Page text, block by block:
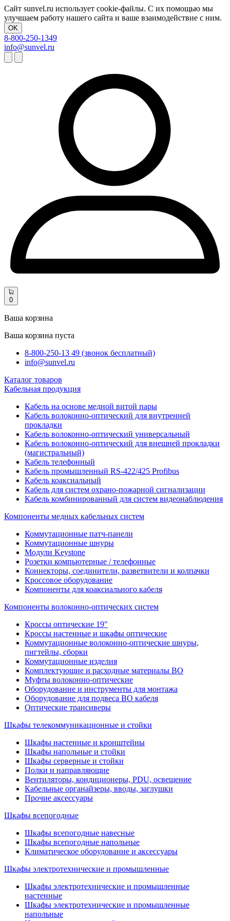
Сайт sunvel.ru использует cookie-файлы. С их помощью мы
улучшаем работу нашего сайта и ваше взаимодействие с ним.
OK
8-800-250-1349
info@sunvel.ru
0
Ваша корзина
Ваша корзина пуста
8-800-250-13 49 (звонок бесплатный)
info@sunvel.ru
Каталог товаров
Кабельная продукция
Кабель на основе медной витой пары
Кабель волоконно-оптический для внутренней
прокладки
Кабель волоконно-оптический универсальный
Кабель волоконно-оптический для внешней прокладки
(магистральный)
Кабель телефонный
Кабель промышленный RS-422/425 Profibus
Кабель коаксиальный
Кабель для систем охрано-пожарной сигнализации
Кабель комбинированный для систем видеонаблюдения
Компоненты медных кабельных систем
Коммутационные патч-панели
Коммутационные шнуры
Модули Keystone
Розетки компьютерные / телефонные
Коннекторы, соединители, разветвители и колпачки
Кроссовое оборудование
Компоненты для коаксиального кабеля
Компоненты волоконно-оптических систем
Кроссы оптические 19"
Кроссы настенные и шкафы оптические
Коммутационные волоконно-оптические шнуры,
пигтейлы, сборки
Коммутационные изделия
Комплектующие и расходные материалы ВО
Муфты волоконно-оптические
Оборудование и инструменты для монтажа
Оборудование для подвеса ВО кабеля
Оптические трансиверы
Шкафы телекоммуникационные и стойки
Шкафы настенные и кронштейны
Шкафы напольные и стойки
Шкафы серверные и стойки
Полки и направляющие
Вентиляторы, кондиционеры, PDU, освещение
Кабельные органайзеры, вводы, заглушки
Прочие аксеcсуары
Шкафы всепогодные
Шкафы всепогодные навесные
Шкафы всепогодные напольные
Климатическое оборудование и аксессуары
Шкафы электротехнические и промышленные
Шкафы электротехнические и промышленные
настенные
Шкафы электротехнические и промышленные
напольные